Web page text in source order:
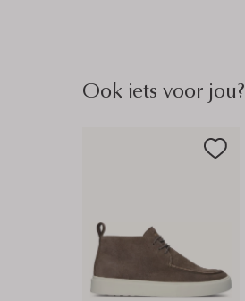
Ook iets voor jou?